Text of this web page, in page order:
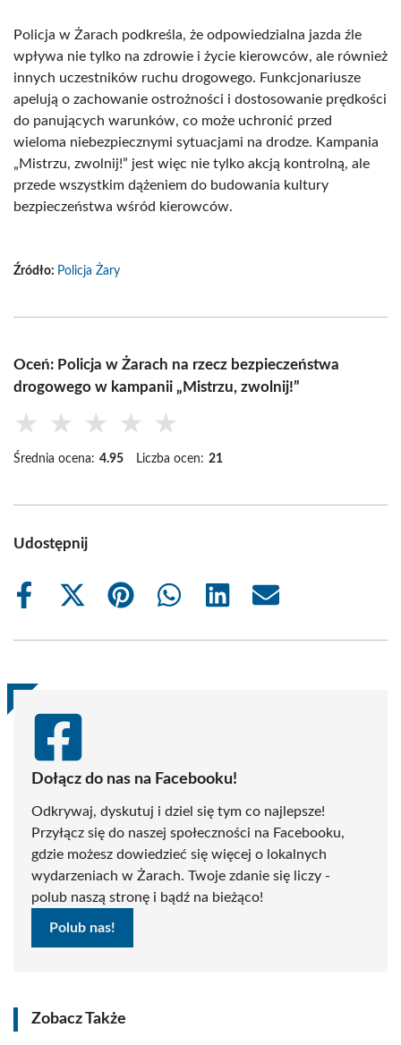
Policja w Żarach podkreśla, że odpowiedzialna jazda źle
wpływa nie tylko na zdrowie i życie kierowców, ale również
innych uczestników ruchu drogowego. Funkcjonariusze
apelują o zachowanie ostrożności i dostosowanie prędkości
do panujących warunków, co może uchronić przed
wieloma niebezpiecznymi sytuacjami na drodze. Kampania
„Mistrzu, zwolnij!” jest więc nie tylko akcją kontrolną, ale
przede wszystkim dążeniem do budowania kultury
bezpieczeństwa wśród kierowców.
Źródło: Policja Żary
Oceń: Policja w Żarach na rzecz bezpieczeństwa
drogowego w kampanii „Mistrzu, zwolnij!”
★ ★ ★ ★ ★
Średnia ocena: 4.95 Liczba ocen: 21
Udostępnij
Share
Share
(Twitter)
Share
Share
Share
Share
Dołącz do nas na Facebooku!
Odkrywaj, dyskutuj i dziel się tym co najlepsze!
Przyłącz się do naszej społeczności na Facebooku,
gdzie możesz dowiedzieć się więcej o lokalnych
wydarzeniach w Żarach. Twoje zdanie się liczy -
polub naszą stronę i bądź na bieżąco!
Polub nas!
Zobacz Także